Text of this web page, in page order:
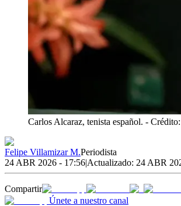
Carlos Alcaraz, tenista español. -
Felipe Villamizar M.Periodista
24 ABR 2026 - 17:56|Actualizado: 24 ABR
Compartir
Únete a nuestro canal